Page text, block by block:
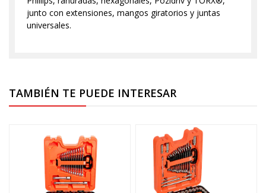
junto con extensiones, mangos giratorios y juntas
universales.
TAMBIÉN TE PUEDE INTERESAR